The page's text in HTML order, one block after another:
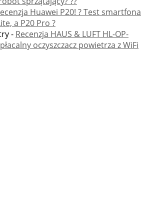
Huawei P20! ? Test smartfona
a P20 Pro ?
- Recenzja HAUS & LUFT HL-OP-
oczyszczacz powietrza z WiFi